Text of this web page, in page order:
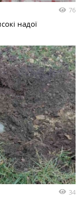
76
надої
34